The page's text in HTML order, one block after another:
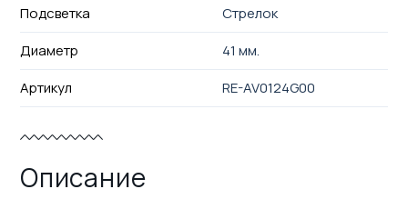
Подсветка
Стрелок
Диаметр
41 мм.
Артикул
RE-AV0124G00
Описание